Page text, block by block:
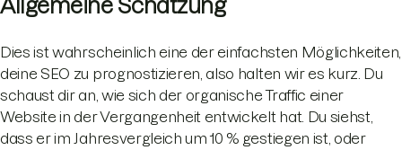
Allgemeine Schätzung
Dies ist wahrscheinlich eine der einfachsten Möglichkeiten,
deine SEO zu prognostizieren, also halten wir es kurz. Du
schaust dir an, wie sich der organische Traffic einer
Website in der Vergangenheit entwickelt hat. Du siehst,
dass er im Jahresvergleich um 10 % gestiegen ist, oder